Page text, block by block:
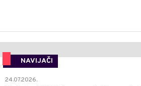
NAVIJAČI
24.07.2026.